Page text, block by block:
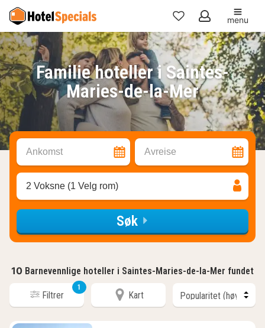
Mine
favoritter
menu
Familie hoteller i Saintes-
Maries-de-la-Mer
Ankomst Avreise
2 Voksne (1 Velg rom)
Søk
10 Barnevennlige hoteller i Saintes-Maries-de-la-Mer fundet
Filtrer
1
Kart